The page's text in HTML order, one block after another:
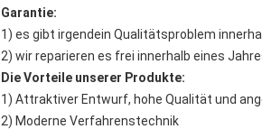
Garantie:
1) es gibt irgendein Qualitätsproblem
2) wir reparieren es frei innerhalb eines
Die Vorteile unserer Produkte:
1) Attraktiver Entwurf, hohe Qualität und
2) Moderne Verfahrenstechnik